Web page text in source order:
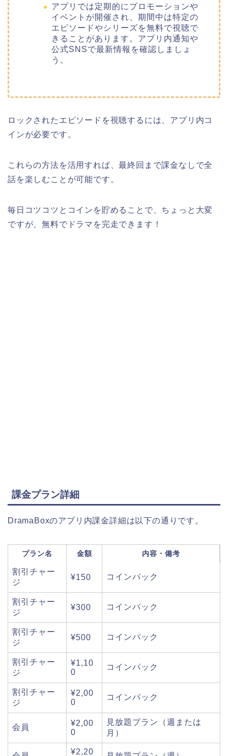
アプリでは定期的にプロモーションや
イベントが開催され、期間中は特定の
エピソードやシリーズを無料で視聴で
きることがあります。アプリ内通知や
公式SNSで最新情報を確認しましょ
う。
ロックされたエピソードを視聴するには、アプリ内コ
インが必要です。
これらの方法を活用すれば、最終回まで課金なしで全
話を楽しむことが可能です。
毎日コツコツとコインを貯めることで、ちょっと大変
ですが、無料でドラマを完走できます！
課金プラン詳細
DramaBoxのアプリ内課金詳細は以下の通りです。
プラン名 金額 内容・備考
割引チャー
ジ
¥150 コインパック
割引チャー
ジ
¥300 コインパック
割引チャー
ジ
¥500 コインパック
割引チャー
ジ
¥1,10
0
コインパック
割引チャー
ジ
¥2,00
0
コインパック
会員
¥2,00
0
見放題プラン（週または
月）
¥2,20